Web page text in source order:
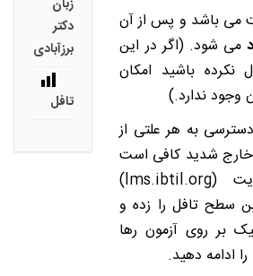
دوره 4 ساعت می باشد و پس از آن
می شود. (اگر در این
نکرده باشید امکان
وجود ندارد.)
دسترسی به هر علتی از
شدید کافی است
به صفحه ورود سایت (lms.ibtil.org)
سطح تافل را زده و
بر روی آزمون رها
ادامه دهید.
دکتر
برزآبادی
تافل